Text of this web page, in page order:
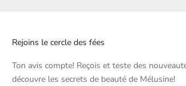
Rejoins le cercle des fées
Ton avis compte! Reçois et teste des
découvre les secrets de beauté de Mélusine!